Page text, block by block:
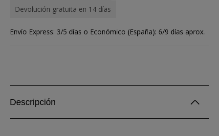
Devolución gratuita en 14 días
Envío Express: 3/5 días o Económico (España): 6/9 días aprox.
Descripción